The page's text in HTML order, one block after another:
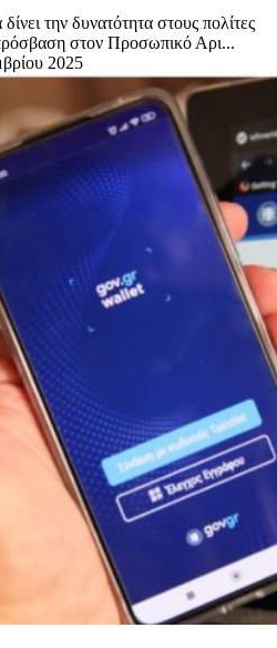
την δυνατότητα στους πολίτες
στον Προσωπικό Αρι...
2025